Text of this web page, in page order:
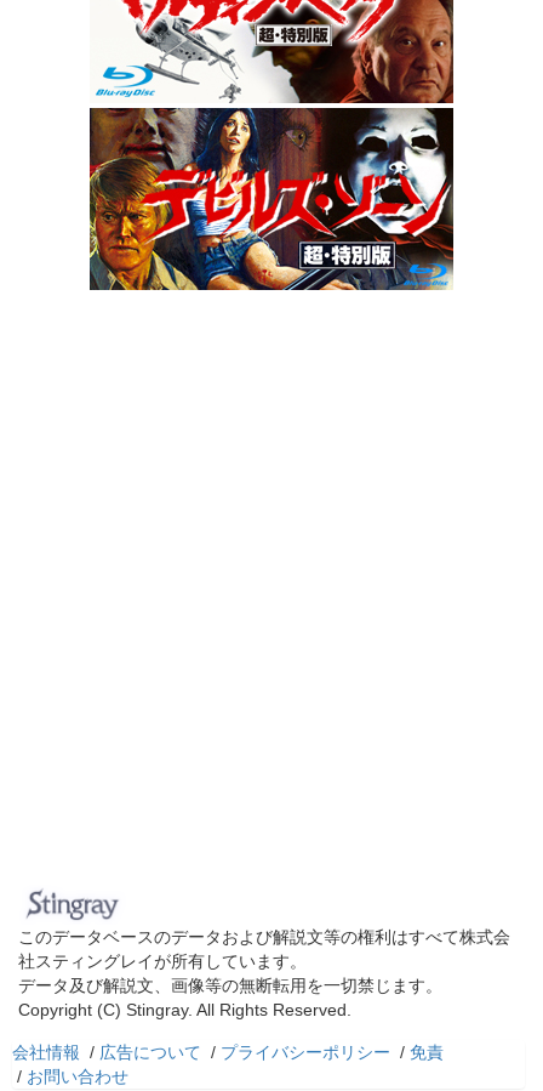
このデータベースのデータおよび解説文等の権利はすべて株式会
社スティングレイが所有しています。
データ及び解説文、画像等の無断転用を一切禁じます。
Copyright (C) Stingray. All Rights Reserved.
会社情報 / 広告について / プライバシーポリシー / 免責
/ お問い合わせ